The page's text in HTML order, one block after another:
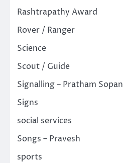
Rashtrapathy Award
Rover / Ranger
Science
Scout / Guide
Signalling – Pratham Sopan
Signs
social services
Songs – Pravesh
sports